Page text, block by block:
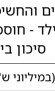
-
סיכון